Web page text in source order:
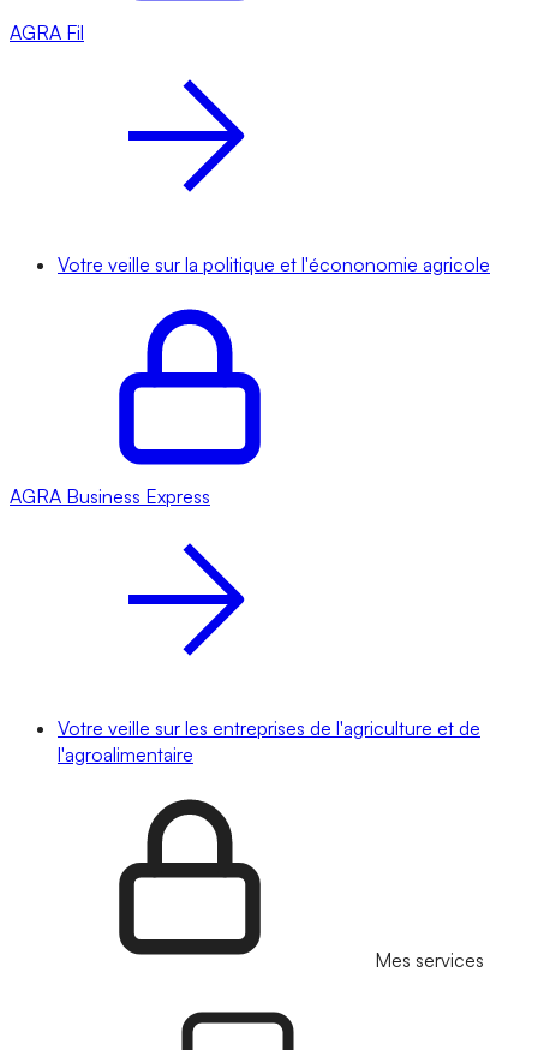
AGRA Fil
Votre veille sur la politique et l'écononomie agricole
AGRA Business Express
Votre veille sur les entreprises de l'agriculture et de
l'agroalimentaire
Mes services